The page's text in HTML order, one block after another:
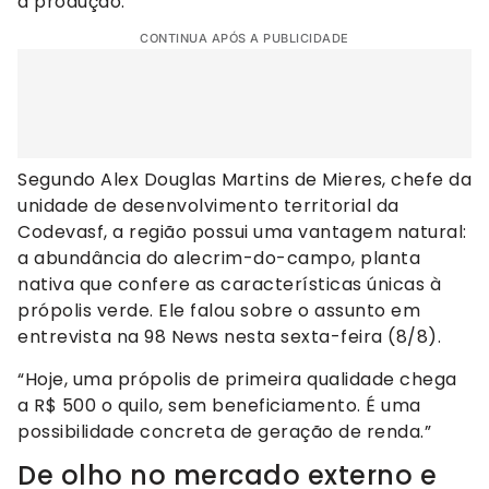
CONTINUA APÓS A PUBLICIDADE
Segundo Alex Douglas Martins de Mieres, chefe da
unidade de desenvolvimento territorial da
Codevasf, a região possui uma vantagem natural:
a abundância do alecrim-do-campo, planta
nativa que confere as características únicas à
própolis verde. Ele falou sobre o assunto em
entrevista na 98 News nesta sexta-feira (8/8).
“Hoje, uma própolis de primeira qualidade chega
a R$ 500 o quilo, sem beneficiamento. É uma
possibilidade concreta de geração de renda.”
De olho no mercado externo e